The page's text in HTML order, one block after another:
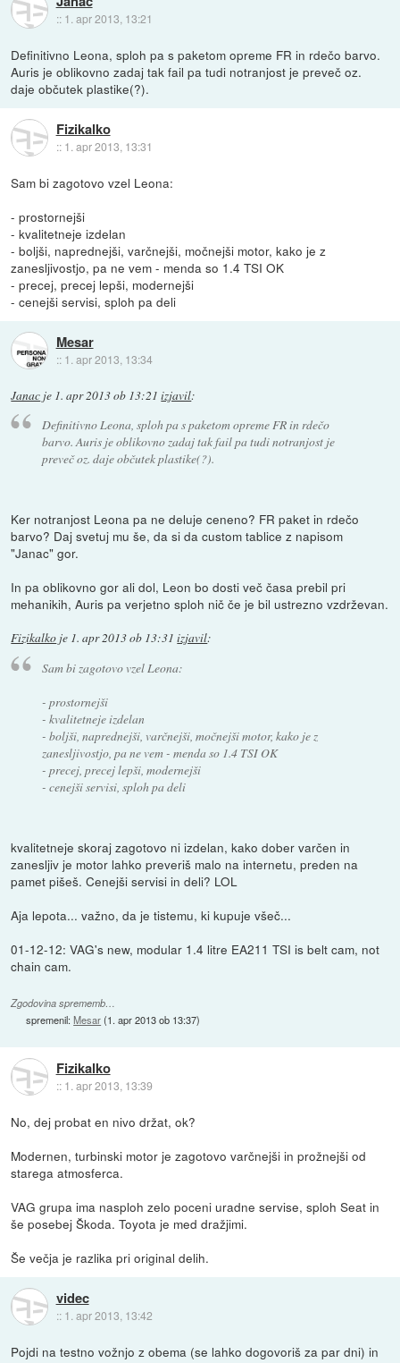
:: 1. apr 2013, 13:21
Definitivno Leona, sploh pa s paketom opreme FR in rdečo barvo.
Auris je oblikovno zadaj tak fail pa tudi notranjost je preveč oz.
daje občutek plastike(?).
Fizikalko
:: 1. apr 2013, 13:31
Sam bi zagotovo vzel Leona:
- prostornejši
- kvalitetneje izdelan
- boljši, naprednejši, varčnejši, močnejši motor, kako je z
zanesljivostjo, pa ne vem - menda so 1.4 TSI OK
- precej, precej lepši, modernejši
- cenejši servisi, sploh pa deli
Mesar
:: 1. apr 2013, 13:34
Janac je 1. apr 2013 ob 13:21 izjavil:
Definitivno Leona, sploh pa s paketom opreme FR in rdečo
barvo. Auris je oblikovno zadaj tak fail pa tudi notranjost je
preveč oz. daje občutek plastike(?).
Ker notranjost Leona pa ne deluje ceneno? FR paket in rdečo
barvo? Daj svetuj mu še, da si da custom tablice z napisom
"Janac" gor.
In pa oblikovno gor ali dol, Leon bo dosti več časa prebil pri
mehanikih, Auris pa verjetno sploh nič če je bil ustrezno vzdrževan.
Fizikalko je 1. apr 2013 ob 13:31 izjavil:
Sam bi zagotovo vzel Leona:
- prostornejši
- kvalitetneje izdelan
- boljši, naprednejši, varčnejši, močnejši motor, kako je z
zanesljivostjo, pa ne vem - menda so 1.4 TSI OK
- precej, precej lepši, modernejši
- cenejši servisi, sploh pa deli
kvalitetneje skoraj zagotovo ni izdelan, kako dober varčen in
zanesljiv je motor lahko preveriš malo na internetu, preden na
pamet pišeš. Cenejši servisi in deli? LOL
Aja lepota... važno, da je tistemu, ki kupuje všeč...
01-12-12: VAG's new, modular 1.4 litre EA211 TSI is belt cam, not
chain cam.
Zgodovina sprememb…
spremenil:Mesar(1. apr 2013 ob 13:37)
Fizikalko
:: 1. apr 2013, 13:39
No, dej probat en nivo držat, ok?
Modernen, turbinski motor je zagotovo varčnejši in prožnejši od
starega atmosferca.
VAG grupa ima nasploh zelo poceni uradne servise, sploh Seat in
še posebej Škoda. Toyota je med dražjimi.
Še večja je razlika pri original delih.
videc
:: 1. apr 2013, 13:42
Pojdi na testno vožnjo z obema (se lahko dogovoriš za par dni) in